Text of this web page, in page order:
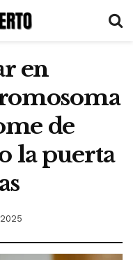
en
de
la puerta